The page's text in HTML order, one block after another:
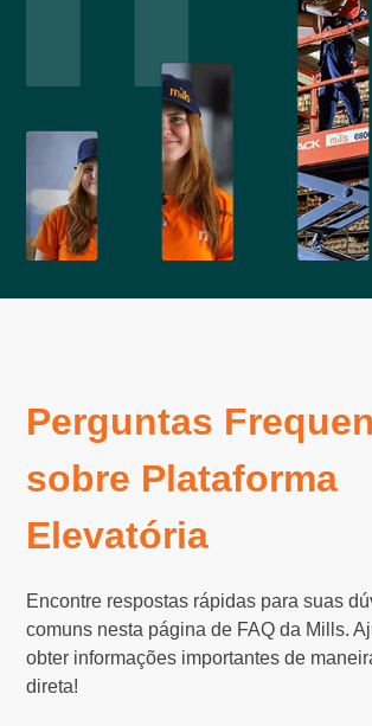
Perguntas
sobre Plataforma
Elevatória
Encontre respostas rápidas para suas
comuns nesta página de FAQ da Mills.
obter informações importantes de
direta!